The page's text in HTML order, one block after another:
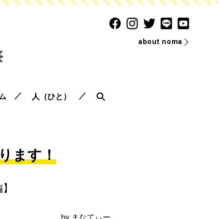
about noma
人（ひと）
ます！
by まなてぃー